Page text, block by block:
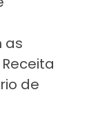
as
de